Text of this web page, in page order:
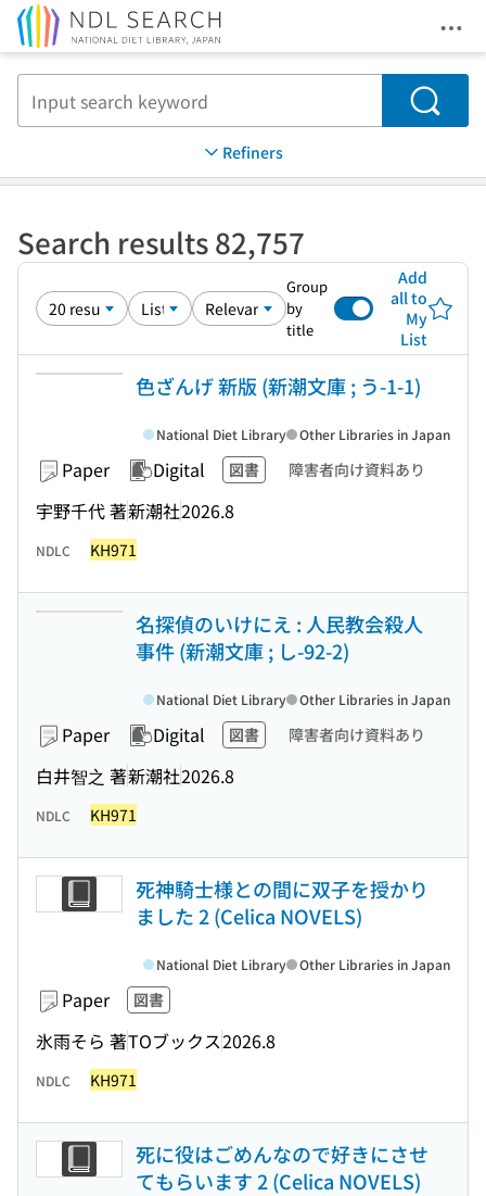
Search
Refiners
Search results 82,757
Group
by
title
Add
all to
My
List
色ざんげ 新版 (新潮文庫 ; う-1-1)
Paper Digital 図書 障害者向け資料あり
宇野千代 著新潮社2026.8
National Diet Library Other Libraries in Japan
NDLC KH971
名探偵のいけにえ : 人民教会殺人
事件 (新潮文庫 ; し-92-2)
Paper Digital 図書 障害者向け資料あり
白井智之 著新潮社2026.8
National Diet Library Other Libraries in Japan
NDLC KH971
死神騎士様との間に双子を授かり
ました 2 (Celica NOVELS)
Paper 図書
氷雨そら 著TOブックス2026.8
National Diet Library Other Libraries in Japan
NDLC KH971
死に役はごめんなので好きにさせ
てもらいます 2 (Celica NOVELS)